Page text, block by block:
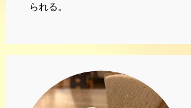
られる。